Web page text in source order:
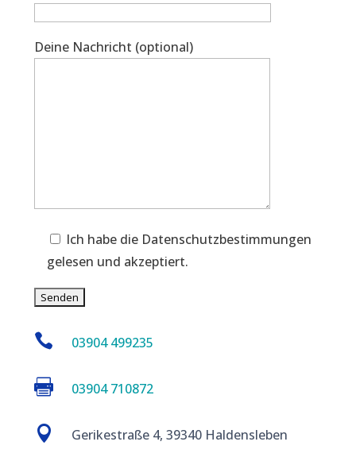
Deine Nachricht (optional)
Ich habe die Datenschutzbestimmungen
gelesen und akzeptiert.
 03904 499235
 03904 710872
 Gerikestraße 4, 39340 Haldensleben